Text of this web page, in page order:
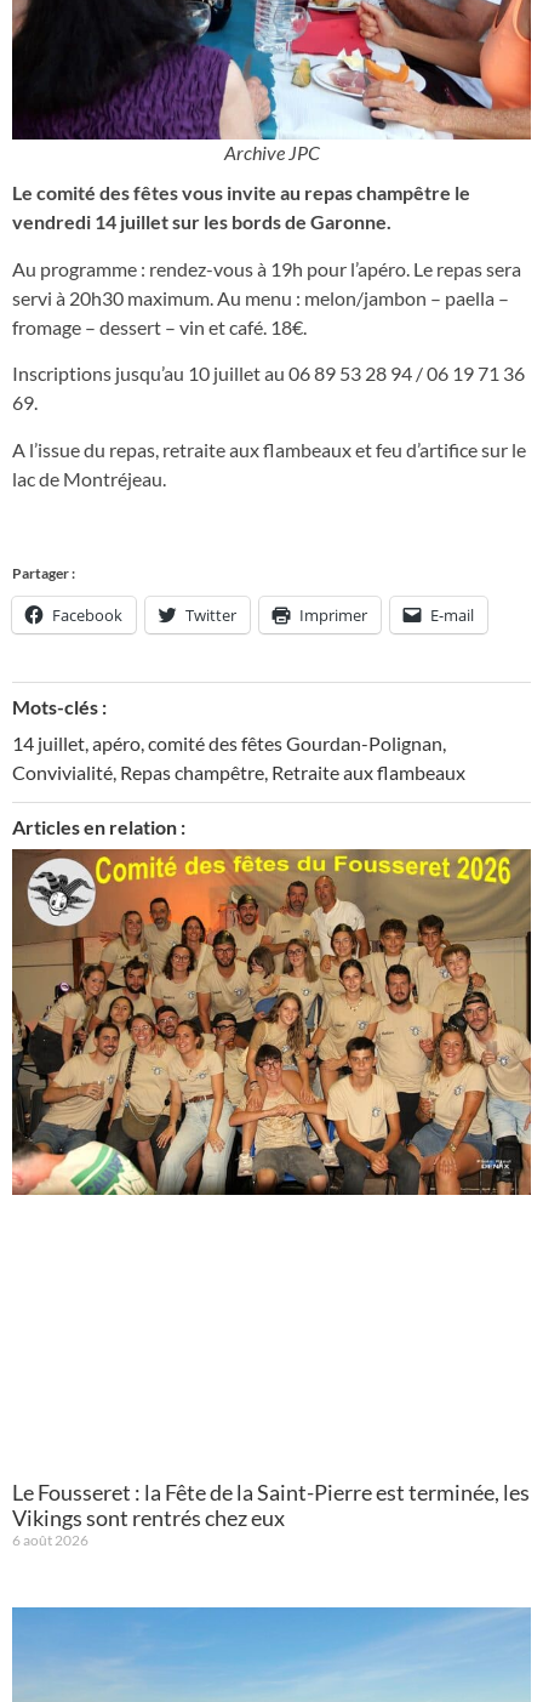
Archive JPC
Le comité des fêtes vous invite au repas champêtre le
vendredi 14 juillet sur les bords de Garonne.
Au programme : rendez-vous à 19h pour l’apéro. Le repas sera
servi à 20h30 maximum. Au menu : melon/jambon – paella –
fromage – dessert – vin et café. 18€.
Inscriptions jusqu’au 10 juillet au 06 89 53 28 94 / 06 19 71 36
69.
A l’issue du repas, retraite aux flambeaux et feu d’artifice sur le
lac de Montréjeau.
Partager :
Facebook Twitter Imprimer E-mail
Mots-clés :
14 juillet,apéro,comité des fêtes Gourdan-Polignan,
Convivialité, Repas champêtre, Retraite aux flambeaux
Articles en relation :
Le Fousseret : la Fête de la Saint-Pierre est terminée, les
Vikings sont rentrés chez eux
6 août 2026